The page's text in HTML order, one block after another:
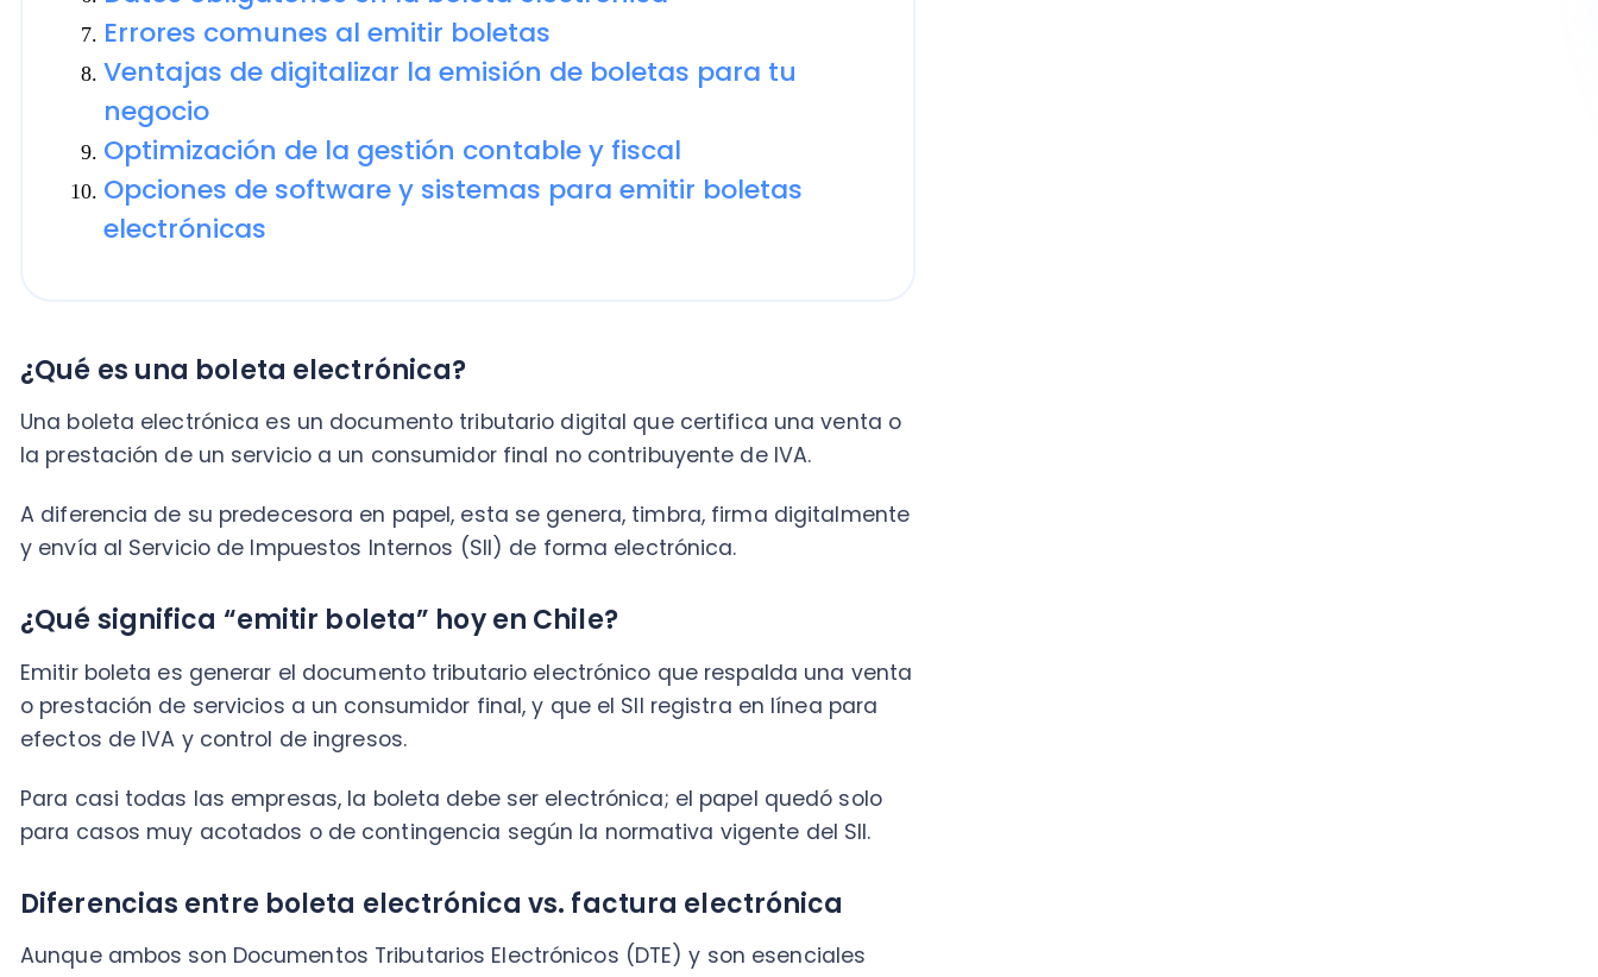
¿Qué es una boleta electrónica?
Una boleta electrónica es un documento tributario digital que certifica una venta o
la prestación de un servicio a un consumidor final no contribuyente de IVA.
¿Qué significa “emitir boleta” hoy en Chile?
Emitir boleta es generar el documento tributario electrónico que respalda una venta
o prestación de servicios a un consumidor final, y que el SII registra en línea para
efectos de IVA y control de ingresos.
Para casi todas las empresas, la boleta debe ser electrónica; el papel quedó solo
para casos muy acotados o de contingencia según la normativa vigente del SII.
Diferencias entre boleta electrónica vs. factura electrónica
Aunque ambos son Documentos Tributarios Electrónicos (DTE) y son esenciales
para el cumplimiento fiscal, existen diferencias fundamentales entre una boleta
electrónica y una factura electrónica, y comprenderlas es vital para una correcta
gestión de boletas electrónicas.
Destinatario:La boleta electrónica se emite a un consumidor final, es decir, a
una persona natural que no requiere utilizarla para fines tributarios (no es
electrónica, en cambio, se emite a otro contribuyente de IVA (empresa a
Crédito/Débito Fiscal:La factura electrónica permite al receptor utilizar el IVA